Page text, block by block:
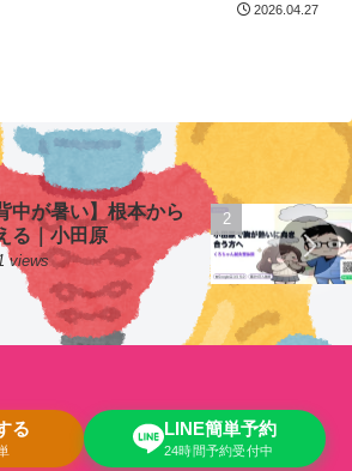
2026.04.27
中が暑い】根本から
る｜小田原
views
る LINE簡単予約
24時間予約受付中